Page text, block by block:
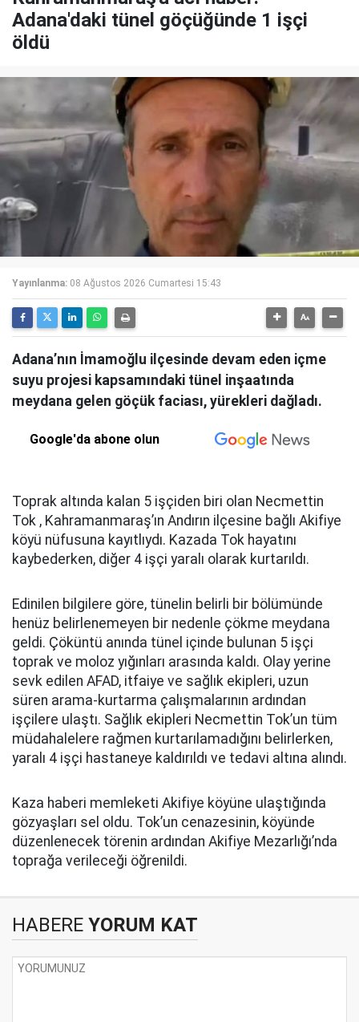
Adana'daki tünel göçüğünde 1 işçi
öldü
Yayınlanma: 08 Ağustos 2026 Cumartesi 15:43
Adana’nın İmamoğlu ilçesinde devam eden içme
suyu projesi kapsamındaki tünel inşaatında
meydana gelen göçük faciası, yürekleri dağladı.
Google'da abone olun
Toprak altında kalan 5 işçiden biri olan Necmettin
Tok , Kahramanmaraş’ın Andırın ilçesine bağlı Akifiye
köyü nüfusuna kayıtlıydı. Kazada Tok hayatını
kaybederken, diğer 4 işçi yaralı olarak kurtarıldı.
Edinilen bilgilere göre, tünelin belirli bir bölümünde
henüz belirlenemeyen bir nedenle çökme meydana
geldi. Çöküntü anında tünel içinde bulunan 5 işçi
toprak ve moloz yığınları arasında kaldı. Olay yerine
sevk edilen AFAD, itfaiye ve sağlık ekipleri, uzun
süren arama-kurtarma çalışmalarının ardından
işçilere ulaştı. Sağlık ekipleri Necmettin Tok’un tüm
müdahalelere rağmen kurtarılamadığını belirlerken,
yaralı 4 işçi hastaneye kaldırıldı ve tedavi altına alındı.
Kaza haberi memleketi Akifiye köyüne ulaştığında
gözyaşları sel oldu. Tok’un cenazesinin, köyünde
düzenlenecek törenin ardından Akifiye Mezarlığı’nda
toprağa verileceği öğrenildi.
HABERE YORUM KAT